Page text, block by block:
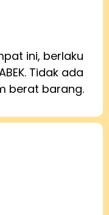
ini, berlaku
Tidak ada
berat barang.